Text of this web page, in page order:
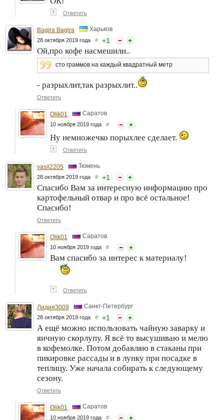
↑ Ответить
Bagira Bagira Харьков
28 октября 2019 года # +1
Ой,про кофе насмешили..
сто граммов на каждый квадратный метр
- разрыхлит,так разрыхлит..
Ответить
Olik01 Саратов
10 ноября 2019 года #
Ну немножечко порыхлее сделает.
↑ Ответить
vasil2205 Тюмень
28 октября 2019 года # +1
Спасибо Вам за интересную информацию про
картофельный отвар и про всё остальное!
Спасибо!
Ответить
Olik01 Саратов
10 ноября 2019 года #
Вам спасибо за интерес к материалу!
↑ Ответить
Лидия3009 Санкт-Петербург
28 октября 2019 года # +1
А ещё можно использовать чайную заварку и
яичную скорлупу. Я всё то высушиваю и мелю
в кофемолке. Потом добавляю в стаканы при
пикировке рассады и в лунку при посадке в
теплицу. Уже начала собирать к следующему
сезону.
Ответить
Olik01 Саратов
10 ноября 2019 года #